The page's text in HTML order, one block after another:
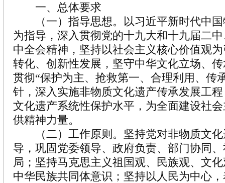
一、总体要求
（一）指导思想。以习近平新时代中国
为指导，深入贯彻党的十九大和十九届二
中全会精神，坚持以社会主义核心价值观
转化、创新性发展，坚守中华文化立场、
贯彻“保护为主、抢救第一、合理利用、传
针，深入实施非物质文化遗产传承发展工
文化遗产系统性保护水平，为全面建设社
供精神力量。
（二）工作原则。坚持党对非物质文化
导，巩固党委领导、政府负责、部门协同
局；坚持马克思主义祖国观、民族观、文
中华民族共同体意识；坚持以人民为中心